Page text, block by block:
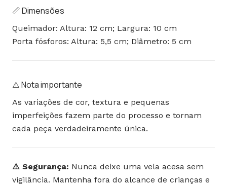
📏 Dimensões
Queimador: Altura: 12 cm; Largura: 10 cm
Porta fósforos: Altura: 5,5 cm; Diâmetro: 5 cm
⚠️ Nota importante
As variações de cor, textura e pequenas
imperfeições fazem parte do processo e tornam
cada peça verdadeiramente única.
⚠️ Segurança: Nunca deixe uma vela acesa sem
vigilância. Mantenha fora do alcance de crianças e